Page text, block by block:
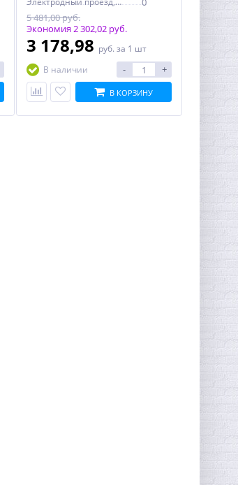
5 481,00 руб.
Экономия 2 302,02 руб.
3 178,98 руб. за 1 шт
В наличии
- +
В КОРЗИНУ